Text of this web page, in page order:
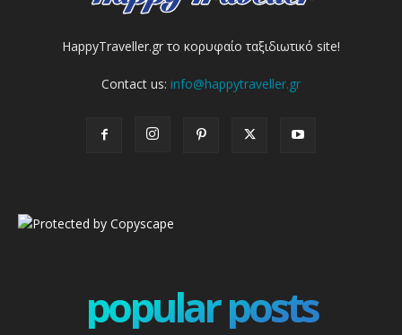
HappyTraveller.gr το κορυφαίο ταξιδιωτικό site!
Contact us: info@happytraveller.gr
popular posts